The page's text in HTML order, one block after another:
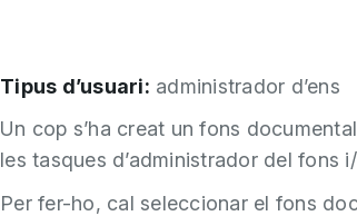
Tipus d’usuari: administrador d’ens
Un cop s’ha creat un fons
les tasques d’administrador del fons
Per fer-ho, cal seleccionar el fons